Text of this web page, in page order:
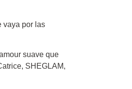
vaya por las
suave que
SHEGLAM,